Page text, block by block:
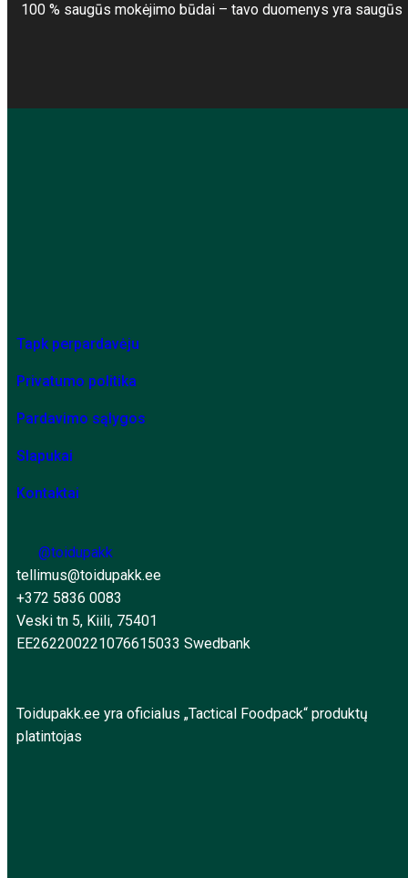
100 % saugūs mokėjimo būdai – tavo duomenys yra saugūs
Tapk perpardavėju
Privatumo politika
Pardavimo sąlygos
Slapukai
Kontaktai
@toidupakk
tellimus@toidupakk.ee
+372 5836 0083
Veski tn 5, Kiili, 75401
EE262200221076615033 Swedbank
Toidupakk.ee yra oficialus „Tactical Foodpack“ produktų
platintojas